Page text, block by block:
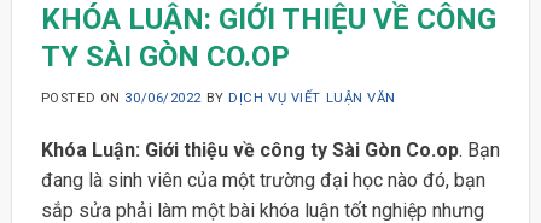
KHÓA LUẬN: GIỚI THIỆU VỀ CÔNG
TY SÀI GÒN CO.OP
POSTED ON 30/06/2022 BY DỊCH VỤ VIẾT LUẬN VĂN
Khóa Luận: Giới thiệu về công ty Sài Gòn Co.op. Bạn
đang là sinh viên của một trường đại học nào đó, bạn
sắp sửa phải làm một bài khóa luận tốt nghiệp nhưng